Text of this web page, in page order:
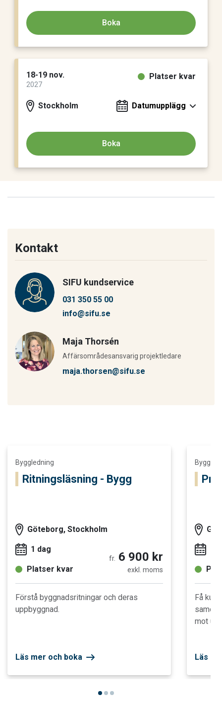
Boka
18-19 nov.
2027
Stockholm
Platser kvar
Datumupplägg
Boka
Kontakt
SIFU kundservice
031 350 55 00
info@sifu.se
Maja Thorsén
Affärsområdesansvarig projektledare
maja.thorsen@sifu.se
Byggledning
Ritningsläsning - Bygg
Göteborg, Stockholm
1 dag
Platser kvar
fr. 6 900 kr
exkl. moms
Förstå byggnadsritningar och deras
uppbyggnad.
Läs mer och boka
Få
mot
Läs